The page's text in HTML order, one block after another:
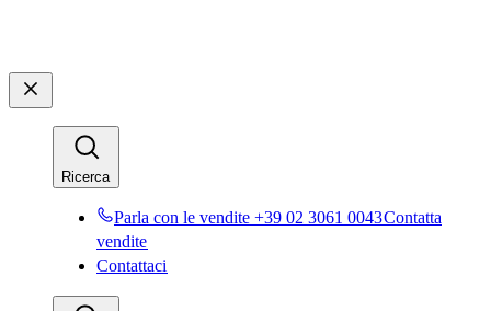
Ricerca​​
Parla con le vendite +39 02 3061 0043​​Contatta
vendite​​
Contattaci​​